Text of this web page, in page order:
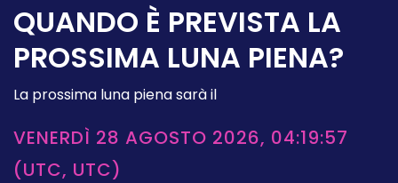
QUANDO È PREVISTA LA
PROSSIMA LUNA PIENA?
La prossima luna piena sarà il
VENERDÌ 28 AGOSTO 2026, 04:19:57
(UTC, UTC)